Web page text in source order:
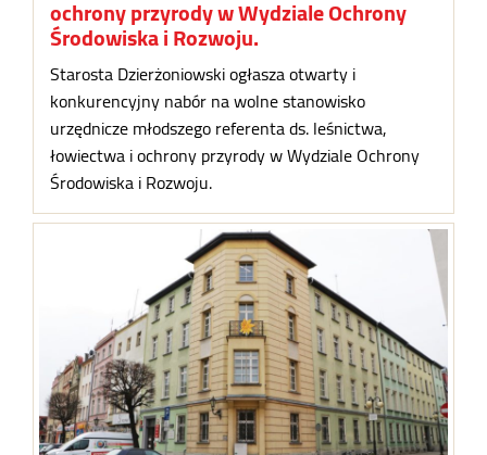
ochrony przyrody w Wydziale Ochrony
Środowiska i Rozwoju.
Starosta Dzierżoniowski ogłasza otwarty i
konkurencyjny nabór na wolne stanowisko
urzędnicze młodszego referenta ds. leśnictwa,
łowiectwa i ochrony przyrody w Wydziale Ochrony
Środowiska i Rozwoju.